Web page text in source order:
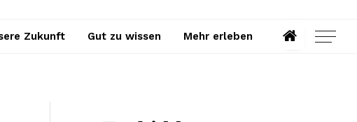
Zukunft Gut zu wissen Mehr erleben